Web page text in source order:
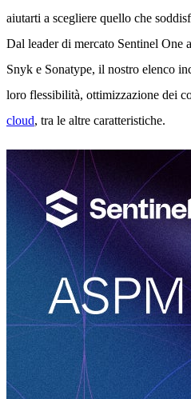
aiutarti a scegliere quello che
Dal leader di mercato Sentinel One
Snyk e Sonatype, il nostro elenco
loro flessibilità, ottimizzazione dei
cloud, tra le altre caratteristiche.